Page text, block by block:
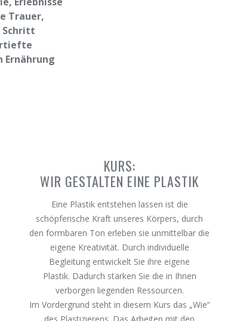
Trauer,
Schritt
Ernährung
KURS:
WIR GESTALTEN EINE PLASTIK
Eine Plastik entstehen lassen ist die
schöpferische Kraft unseres Körpers, durch
den formbaren Ton erleben sie unmittelbar die
eigene Kreativität. Durch individuelle
Begleitung entwickelt Sie ihre eigene
Plastik. Dadurch stärken Sie die in Ihnen
verborgen liegenden Ressourcen.
Im Vordergrund steht in diesem Kurs das „Wie“